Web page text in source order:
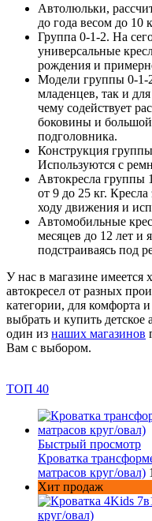
Автолюльки,
до года весом до 10
Группа 0-1-2. На
универсальные
рождения и
Модели группы 0-1-
младенцев, так и
чему содействует
боковины и большой
подголовника.
Конструкция
Используются с
Автокресла группы
от 9 до 25 кг.
ходу движения и
Автомобильные
месяцев до 12 лет и
подстраиваясь под
У нас в магазине имеется
автокресел от разных
категории, для комфорта
выбрать и купить детское
один из наших магазинов
Вам с выбором.
ТОП 40
Быстрый просмотр
Кроватка
матрасов круг/овал)
Хит продаж